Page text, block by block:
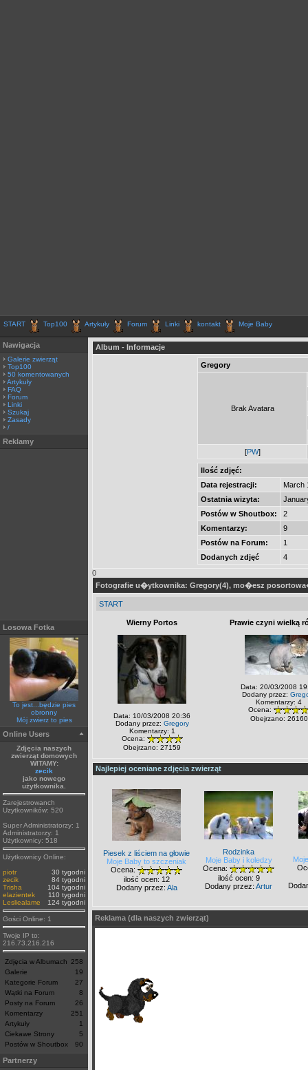
START Top100 Artykuły Forum Linki kontakt Moje Baby
Nawigacja
Galerie zwierząt
Top100
50 komentowanych
Artykuły
FAQ
Forum
Linki
Szukaj
Zasady
/
Reklamy
Losowa Fotka
To jest...będzie pies
obronny
Mój zwierz to pies
Online Users
Zdjęcia naszych
zwierząt domowych
WITAMY:
zecik
jako nowego
użytkownika.
Zarejestrowanch
Uzytkowników: 520
Super Administratorzy: 1
Administratorzy: 1
Użytkownicy: 518
Użytkownicy Online:
piotr
30 tygodni
zecik
84 tygodni
Trisha
104 tygodni
elazientek
110 tygodni
Lesliealame
124 tygodni
Gości Online: 1
Twoje IP to:
216.73.216.216
Zdjęcia w Albumach
258
Galerie
19
Kategorie Forum
27
Wątki na Forum
8
Posty na Forum
26
Komentarzy
251
Artykuły
1
Ciekawe Strony
5
Postów w Shoutbox
90
Partnerzy
Album - Informacje
Gregory
Brak Avatara
[PW]
Ilość zdjęć:
Data rejestracji:
March
Ostatnia wizyta:
Postów w Shoutbox:
2
Komentarzy:
9
Postów na Forum:
1
Dodanych zdjęć
4
0
Fotografie u�ytkownika: Gregory(4), mo�esz
START
Wierny Portos
Data: 10/03/2008 20:36
Dodany przez: Gregory
Komentarzy: 1
Ocena:
Obejrzano: 27159
Prawie czyni wielką
Data: 20/03/2008
Dodany przez:
Komentarzy: 4
Ocena:
Obejrzano: 26160
Najlepiej oceniane zdjęcia zwierząt
Piesek z liściem na głowie
Moje Baby to szczeniak
Ocena:
ilość ocen: 12
Dodany przez: Ala
Rodzinka
Moje Baby i koledzy
Ocena:
ilość ocen: 9
Dodany przez: Artur
Reklama (dla naszych zwierząt)